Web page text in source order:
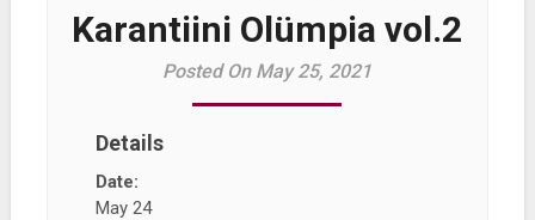
Karantiini Olümpia vol.2
Posted On May 25, 2021
Details
Date:
May 24